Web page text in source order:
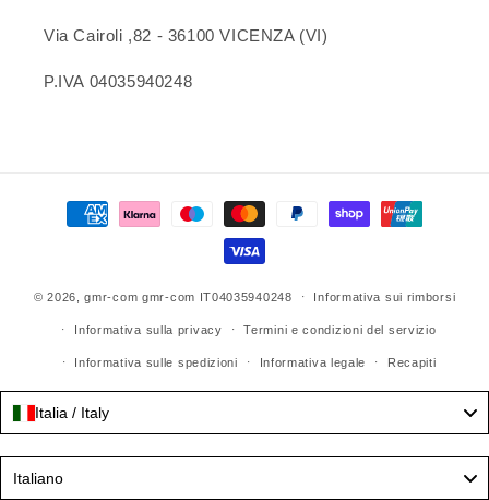
Via Cairoli ,82 - 36100 VICENZA (VI)
P.IVA 04035940248
Metodi
© 2026,gmr-com gmr-com IT04035940248 Informativa sui rimborsi
Informativa sulla privacy Termini e condizioni del servizio
Informativa sulle spedizioni Informativa legale Recapiti
Italia / Italy
Italiano